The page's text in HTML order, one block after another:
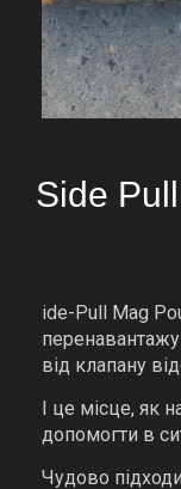
Side
ide-Pull Mag
від клапану
І це місце, як
допомогти в
Чудово